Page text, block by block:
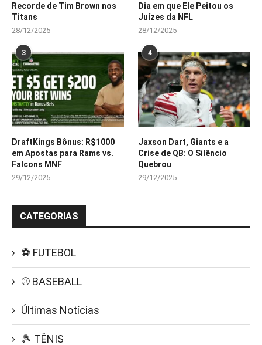
Recorde de Tim Brown nos
Titans
28/12/2025
Dia em que Ele Peitou os
Juízes da NFL
28/12/2025
3
DraftKings Bônus: R$1000
em Apostas para Rams vs.
Falcons MNF
29/12/2025
4
Jaxson Dart, Giants e a
Crise de QB: O Silêncio
Quebrou
29/12/2025
CATEGORIAS
⚽ FUTEBOL
⚾ BASEBALL
Últimas Notícias
🎾 TÊNIS